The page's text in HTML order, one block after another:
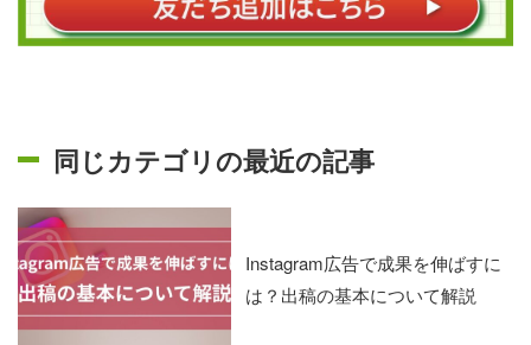
同じカテゴリの最近の記事
Instagram広告で成果を伸ばすに
は？出稿の基本について解説